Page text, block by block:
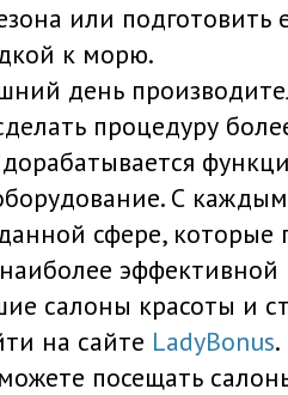
или подготовить
к морю.
день
процедуру
С
сфере, которые
эффективной
салоны красоты и
на сайте LadyBonus
посещать